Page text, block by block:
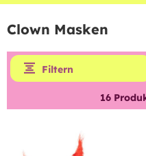
Clown Masken
Filtern
16